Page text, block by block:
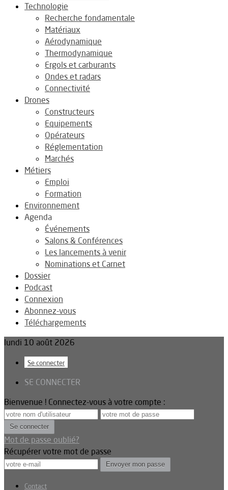
Technologie
Recherche fondamentale
Matériaux
Aérodynamique
Thermodynamique
Ergols et carburants
Ondes et radars
Connectivité
Drones
Constructeurs
Equipements
Opérateurs
Réglementation
Marchés
Métiers
Emploi
Formation
Environnement
Agenda
Événements
Salons & Conférences
Les lancements à venir
Nominations et Carnet
Dossier
Podcast
Connexion
Abonnez-vous
Téléchargements
lundi 10 août 2026
Se connecter
SE CONNECTER
Bienvenue ! Connectez-vous à votre compte :
Mot de passe oublié?
Récupérer votre mot de passe
Contact